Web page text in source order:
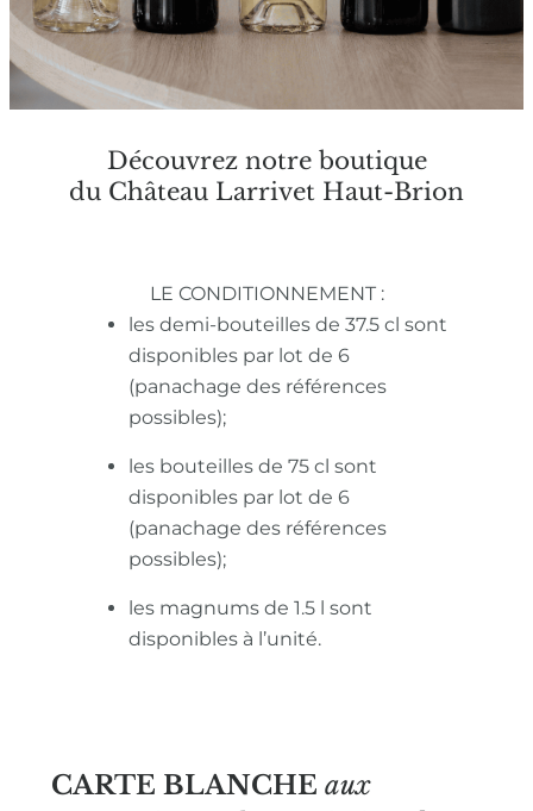
Découvrez notre boutique
du Château Larrivet Haut-Brion
LE CONDITIONNEMENT :
les demi-bouteilles de 37.5 cl sont
disponibles par lot de 6
(panachage des références
possibles);
les bouteilles de 75 cl sont
disponibles par lot de 6
(panachage des références
possibles);
les magnums de 1.5 l sont
disponibles à l’unité.
CARTE BLANCHE aux